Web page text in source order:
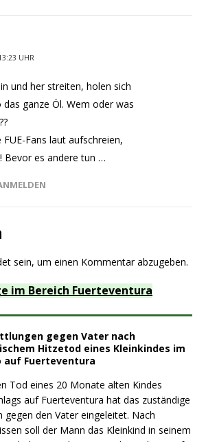
UHR
und her streiten, holen sich
ganze Öl. Wem oder was
Fans laut aufschreien,
Bevor es andere tun …
sein, um einen Kommentar abzugeben.
im Bereich Fuerteventura
gegen Vater nach
Hitzetod eines Kleinkindes im
auf Fuerteventura
Tod eines 20 Monate alten Kindes
auf Fuerteventura hat das zuständige
gegen den Vater eingeleitet. Nach
soll der Mann das Kleinkind in seinem